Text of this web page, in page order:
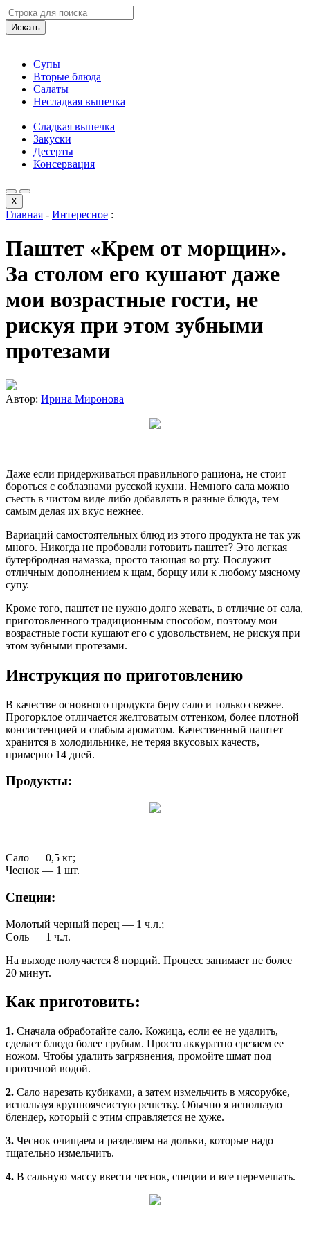
Искать
Супы
Вторые блюда
Салаты
Несладкая выпечка
Сладкая выпечка
Закуски
Десерты
Консервация
X
Главная - Интересное :
Паштет «Крем от морщин».
За столом его кушают даже
мои возрастные гости, не
рискуя при этом зубными
протезами
Автор: Ирина Миронова
Даже если придерживаться правильного рациона, не стоит
бороться с соблазнами русской кухни. Немного сала можно
съесть в чистом виде либо добавлять в разные блюда, тем
самым делая их вкус нежнее.
Вариаций самостоятельных блюд из этого продукта не так уж
много. Никогда не пробовали готовить паштет? Это легкая
бутербродная намазка, просто тающая во рту. Послужит
отличным дополнением к щам, борщу или к любому мясному
супу.
Кроме того, паштет не нужно долго жевать, в отличие от сала,
приготовленного традиционным способом, поэтому мои
возрастные гости кушают его с удовольствием, не рискуя при
этом зубными протезами.
Инструкция по приготовлению
В качестве основного продукта беру сало и только свежее.
Прогорклое отличается желтоватым оттенком, более плотной
консистенцией и слабым ароматом. Качественный паштет
хранится в холодильнике, не теряя вкусовых качеств,
примерно 14 дней.
Продукты:
Сало — 0,5 кг;
Чеснок — 1 шт.
Специи:
Молотый черный перец — 1 ч.л.;
Соль — 1 ч.л.
На выходе получается 8 порций. Процесс занимает не более
20 минут.
Как приготовить:
1. Сначала обработайте сало. Кожица, если ее не удалить,
сделает блюдо более грубым. Просто аккуратно срезаем ее
ножом. Чтобы удалить загрязнения, промойте шмат под
проточной водой.
2. Сало нарезать кубиками, а затем измельчить в мясорубке,
используя крупноячеистую решетку. Обычно я использую
блендер, который с этим справляется не хуже.
3. Чеснок очищаем и разделяем на дольки, которые надо
тщательно измельчить.
4. В сальную массу ввести чеснок, специи и все перемешать.